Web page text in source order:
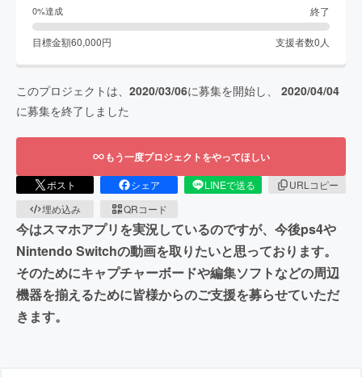
0%達成 終了
目標金額60,000円 支援者数0 人
このプロジェクトは、 2020/03/06に募集を開始し、 2020/04/04
に募集を終了しました
もう一度プロジェクトをやってほしい
ポスト シェア LINEで送る
URLコピー
埋め込み
QRコード
今はスマホアプリを実況しているのですが、今後ps4や
Nintendo Switchの動画を取りたいと思っております。
そのためにキャプチャーボードや編集ソフトなどの周辺
機器を揃えるために皆様からのご支援を募らせていただ
きます。